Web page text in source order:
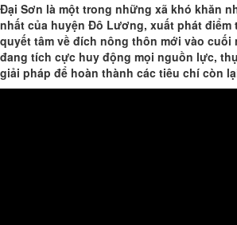
Đại Sơn là một trong những xã khó khăn
nhất của huyện Đô Lương, xuất phát điểm
quyết tâm về đích nông thôn mới vào cuối
đang tích cực huy động mọi nguồn lực,
giải pháp để hoàn thành các tiêu chí còn